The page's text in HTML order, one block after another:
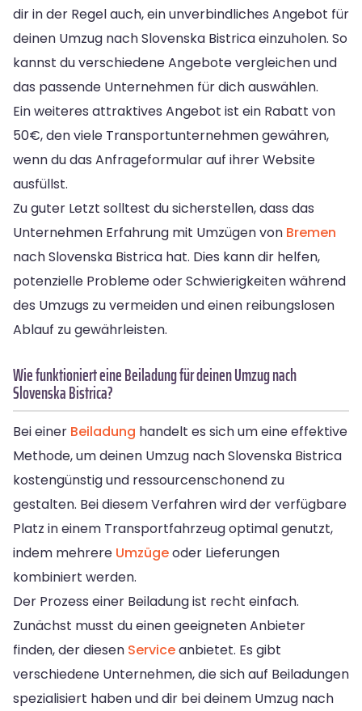
dir in der Regel auch, ein unverbindliches Angebot für
deinen Umzug nach Slovenska Bistrica einzuholen. So
kannst du verschiedene Angebote vergleichen und
das passende Unternehmen für dich auswählen.
Ein weiteres attraktives Angebot ist ein Rabatt von
50€, den viele Transportunternehmen gewähren,
wenn du das Anfrageformular auf ihrer Website
ausfüllst.
Zu guter Letzt solltest du sicherstellen, dass das
Unternehmen Erfahrung mit Umzügen von Bremen
nach Slovenska Bistrica hat. Dies kann dir helfen,
potenzielle Probleme oder Schwierigkeiten während
des Umzugs zu vermeiden und einen reibungslosen
Ablauf zu gewährleisten.
Wie funktioniert eine Beiladung für deinen Umzug nach
Slovenska Bistrica?
Bei einer Beiladung handelt es sich um eine effektive
Methode, um deinen Umzug nach Slovenska Bistrica
kostengünstig und ressourcenschonend zu
gestalten. Bei diesem Verfahren wird der verfügbare
Platz in einem Transportfahrzeug optimal genutzt,
indem mehrere Umzügeoder Lieferungen
kombiniert werden.
Der Prozess einer Beiladung ist recht einfach.
Zunächst musst du einen geeigneten Anbieter
finden, der diesen Serviceanbietet. Es gibt
verschiedene Unternehmen, die sich auf Beiladungen
spezialisiert haben und dir bei deinem Umzug nach